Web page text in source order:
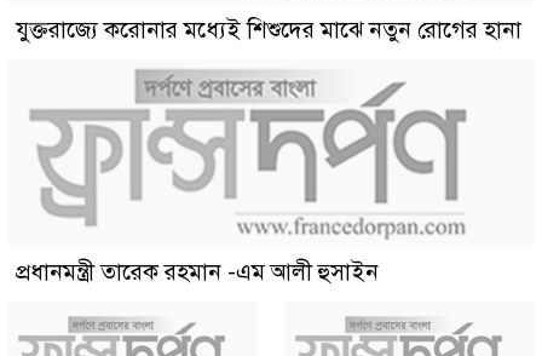
যুক্তরাজ্যে করোনার মধ্যেই শিশুদের মাঝে নতুন রোগের হানা
প্রধানমন্ত্রী তারেক রহমান -এম আলী হুসাইন